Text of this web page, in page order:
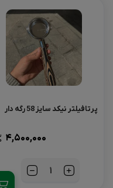
پرتافیلتر نیکد سایز 58 رگه دار
۴,۵۰۰,۰۰۰
تعداد